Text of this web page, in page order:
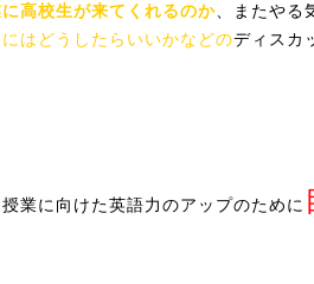
高校生が来てくれるのか 、またやる
はどうしたらいいかなどのディスカ
業に向けた英語力のアップのために